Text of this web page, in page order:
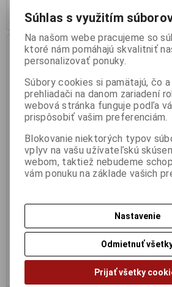
Pridať do košíka
1:18 VOLKSWAGEN VW
SO-S1809603
Skladom:6 ks
Pridať do košíka
1:18
Súhlas s využitím
Na našom webe pracujeme so
ktoré nám pomáhajú skvalitniť
personalizovať ponuky.
Súbory cookies si pamätajú, čo
prehliadači na danom zariadení
webová stránka funguje podľa
prispôsobiť vašim preferenciám.
Blokovanie niektorých typov
vplyv na vašu užívateľskú
webom, taktiež nebudeme
vám ponuku na základe vašich
Nastavenie
Odmietnuť
Prijať všetky